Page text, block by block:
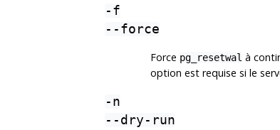
-f
--force
Force pg_resetwal à
option est requise si le
-n
--dry-run